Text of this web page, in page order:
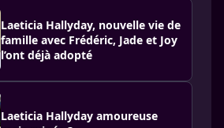
Laeticia Hallyday, nouvelle vie de
famille avec Frédéric, Jade et Joy
l’ont déjà adopté
Laeticia Hallyday amoureuse